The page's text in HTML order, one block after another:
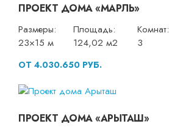
ПРОЕКТ ДОМА «МАРЛЬ»
Размеры:
23×15 м
Площадь:
124,02 м2
Комнат:
3
ОТ 4.030.650 РУБ.
ПРОЕКТ ДОМА «АРЫТАШ»